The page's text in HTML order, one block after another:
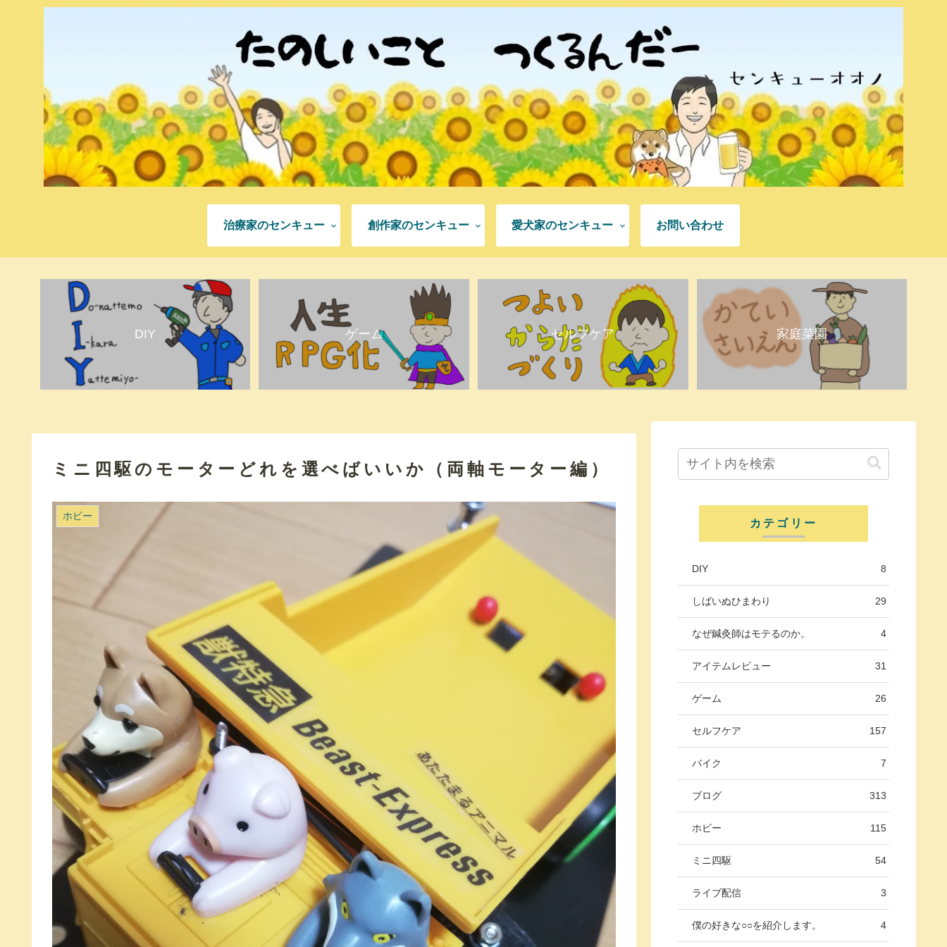
治療家のセンキュー 創作家のセンキュー 愛犬家のセンキュー お問い合わせ
DIY ゲーム セルフケア 家庭菜園
ミニ四駆のモーターどれを選べばいいか（両軸モーター編）
ホビー
カテゴリー
DIY 8
しばいぬひまわり 29
なぜ鍼灸師はモテるのか。 4
アイテムレビュー 31
ゲーム 26
セルフケア 157
バイク 7
ブログ 313
ホビー 115
ミニ四駆 54
ライブ配信 3
僕の好きな○○を紹介します。 4